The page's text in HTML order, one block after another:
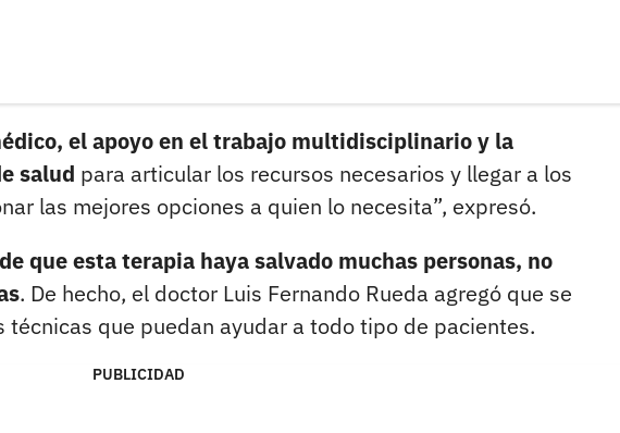
el apoyo en el trabajo multidisciplinario y la
salud para articular los recursos necesarios y llegar a los
las mejores opciones a quien lo necesita”, expresó.
que esta terapia haya salvado muchas personas, no
. De hecho, el doctor Luis Fernando Rueda agregó que se
que puedan ayudar a todo tipo de pacientes.
PUBLICIDAD